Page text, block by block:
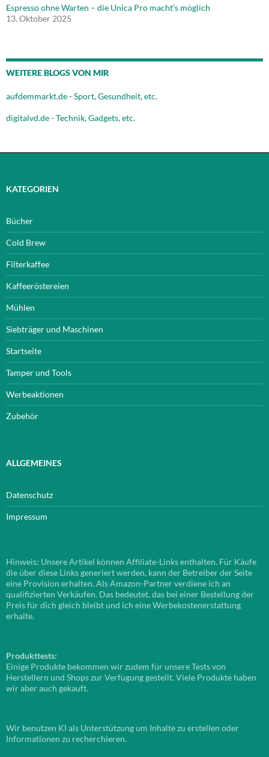
Espresso ohne Warten – die Unica Pro macht’s möglich
13. Oktober 2025
WEITERE BLOGS VON MIR
aufdemmarkt.de - Sport, Gesundheit, etc.
digitalvd.de - Technik, Gadgets, etc.
KATEGORIEN
Bücher
Cold Brew
Filterkaffee
Kaffeeröstereien
Mühlen
Siebträger und Maschinen
Startseite
Tamper und Tools
Werbeaktionen
Zubehör
ALLGEMEINES
Datenschutz
Impressum
Hinweis: Unsere Artikel können Affiliate-Links enthalten. Für Käufe
die über diese Links generiert werden, kann der Betreiber der Seite
eine Provision erhalten. Als Amazon-Partner verdiene ich an
qualifizierten Verkäufen. Das bedeutet, das bei einer Bestellung der
Preis für dich gleich bleibt und ich eine Werbekostenerstattung
erhalte.
Produkttests:
Einige Produkte bekommen wir zudem für unsere Tests von
Herstellern und Shops zur Verfügung gestellt. Viele Produkte haben
wir aber auch gekauft.
Wir benutzen KI als Unterstützung um Inhalte zu erstellen oder
Informationen zu recherchieren.